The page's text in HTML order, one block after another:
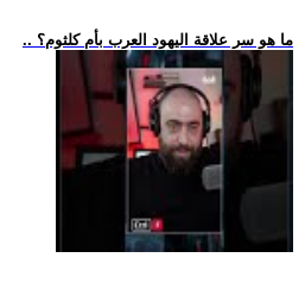
.. ما هو سر علاقة اليهود العرب بأم كلثوم؟